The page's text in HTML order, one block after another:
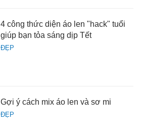
ĐẸP
4 công thức diện áo len "hack" tuổi
giúp bạn tỏa sáng dịp Tết
ĐẸP
Gợi ý cách mix áo len và sơ mi